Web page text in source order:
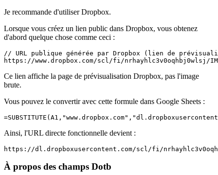
Je recommande d'utiliser Dropbox.
Lorsque vous créez un lien public dans Dropbox, vous obtenez
d'abord quelque chose comme ceci :
// URL publique générée par Dropbox (lien de
Ce lien affiche la page de prévisualisation Dropbox, pas l'image
brute.
Vous pouvez le convertir avec cette formule dans Google Sheets :
Ainsi, l'URL directe fonctionnelle devient :
À propos des champs Dotb